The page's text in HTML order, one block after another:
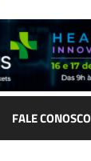
FALE CONOSCO